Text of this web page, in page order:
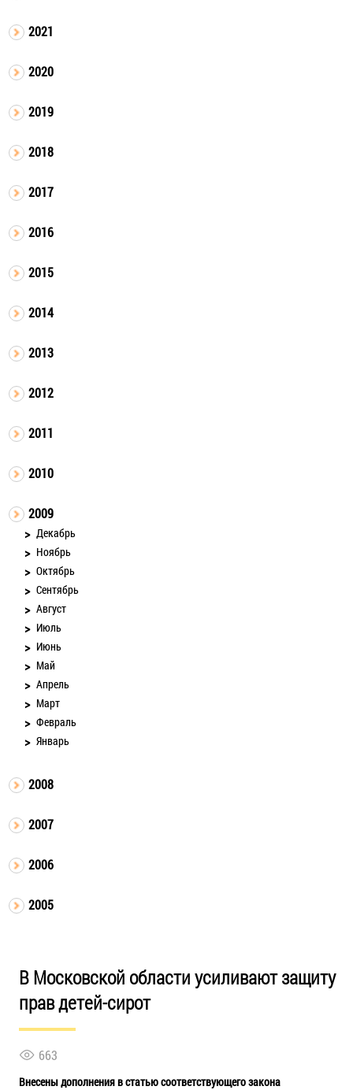
2021
2020
2019
2018
2017
2016
2015
2014
2013
2012
2011
2010
2009
Декабрь
Ноябрь
Октябрь
Сентябрь
Август
Июль
Июнь
Май
Апрель
Март
Февраль
Январь
2008
2007
2006
2005
В Московской области усиливают защиту
прав детей-сирот
663
Внесены дополнения в статью соответствующего закона